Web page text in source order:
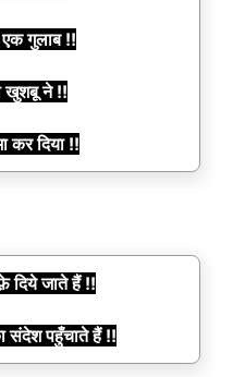
गुलाब !!
खुशबू ने !!
कर दिया !!
दिये जाते हैं !!
संदेश पहुँचाते हैं !!